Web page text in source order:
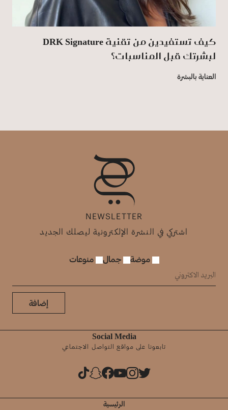
كيف تستفيدين من تقنية DRK Signature
لبشرتك قبل المناسبات؟
العناية بالبشرة
NEWSLETTER
اشتركي في النشرة الإلكترونية ليصلك الجديد
موضة جمال منوعات
إضافة
Social Media
تابعونا على مواقع التواصل الاجتماعي
الرئيسية